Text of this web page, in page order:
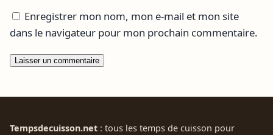
Enregistrer mon nom, mon e-mail et mon site
dans le navigateur pour mon prochain commentaire.
Tempsdecuisson.net : tous les temps de cuisson pour